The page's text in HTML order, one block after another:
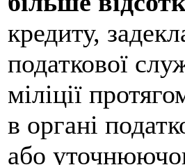
кредиту,
податкової
міліції
в органі
або